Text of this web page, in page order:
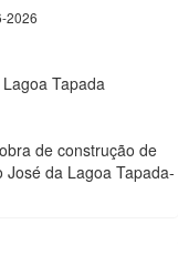
2026
Tapada
de construção de
da Lagoa Tapada-